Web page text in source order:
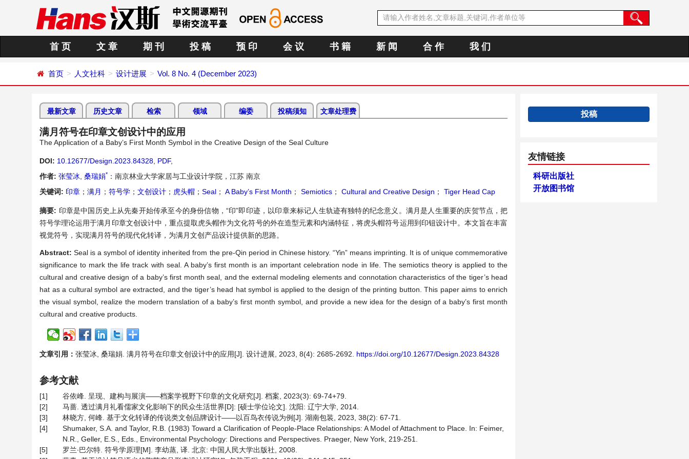
首 页 文 章 期 刊 投 稿 预 印 会 议 书 籍 新 闻 合 作 我 们
首页 人文社科 设计进展 Vol. 8 No. 4 (December 2023)
最新文章 历史文章 检索 领域 编委 投稿须知 文章处理费
满月符号在印章文创设计中的应用
The Application of a Baby’s First Month Symbol in the Creative Design of the Seal Culture
DOI: 10.12677/Design.2023.84328 PDF,
作者: 张莹冰 桑瑞娟* ：南京林业大学家居与工业设计学院，江苏 南京
关键词: 印章 ； 满月 ； 符号学 ； 文创设计 ； 虎头帽 ； Seal ； A Baby’s First Month ； Semiotics ； Cultural and Creative Design ； Tiger Head Cap
摘要: 印章是中国历史上从先秦开始传承至今的身份信物，“印”即印迹，以印章来标记人生轨迹有独特的纪念意义。满月是人生重要的庆贺节点，把
符号学理论运用于满月印章文创设计中，重点提取虎头帽作为文化符号的外在造型元素和内涵特征，将虎头帽符号运用到印钮设计中。本文旨在丰富
视觉符号，实现满月符号的现代化转译，为满月文创产品设计提供新的思路。
Abstract:Seal is a symbol of identity inherited from the pre-Qin period in Chinese history. “Yin” means imprinting. It is of unique commemorative
significance to mark the life track with seal. A baby’s first month is an important celebration node in life. The semiotics theory is applied to the
cultural and creative design of a baby’s first month seal, and the external modeling elements and connotation characteristics of the tiger’s head
hat as a cultural symbol are extracted, and the tiger’s head hat symbol is applied to the design of the printing button. This paper aims to enrich
the visual symbol, realize the modern translation of a baby’s first month symbol, and provide a new idea for the design of a baby’s first month
cultural and creative products.
文章引用： 张莹冰, 桑瑞娟. 满月符号在印章文创设计中的应用[J]. 设计进展, 2023, 8(4): 2685-2692. https://doi.org/10.12677/Design.2023.84328
参考文献
[1]
谷依峰. 呈现、建构与展演——档案学视野下印章的文化研究[J]. 档案, 2023(3): 69-74+79.
[2]
马蔷. 透过满月礼看儒家文化影响下的民众生活世界[D]: [硕士学位论文]. 沈阳: 辽宁大学, 2014.
[3]
林晓方, 何峰. 基于文化转译的传说类文创品牌设计——以百鸟衣传说为例[J]. 湖南包装, 2023, 38(2): 67-71.
[4]
Shumaker, S.A. and Taylor, R.B. (1983) Toward a Clarification of People-Place Relationships: A Model of Attachment to Place. In: Feimer,
N.R., Geller, E.S., Eds., Environmental Psychology: Directions and Perspectives. Praeger, New York, 219-251.
[5]
罗兰∙巴尔特. 符号学原理[M]. 李幼蒸, 译. 北京: 中国人民大学出版社, 2008.
投稿
友情链接
科研出版社
开放图书馆